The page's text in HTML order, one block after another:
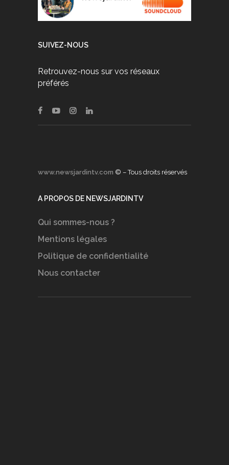
SUIVEZ-NOUS
Retrouvez-nous sur vos réseaux
préférés
www.newsjardintv.com © – Tous droits réservés
A PROPOS DE NEWSJARDINTV
Qui sommes-nous ?
Mentions légales
Politique de confidentialité
Nous contacter